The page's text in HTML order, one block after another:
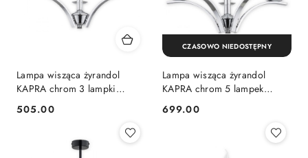
Lampa wisząca żyrandol
KAPRA chrom 3 lampki
ramiona świeczki świeczniki -
Lemir
Cena:
505.00
Lampa wisząca żyrandol
KAPRA chrom 5 lampek
ramion świeczki świeczniki -
Lemir
Cena:
699.00
CZASOWO NIEDOSTĘPNY